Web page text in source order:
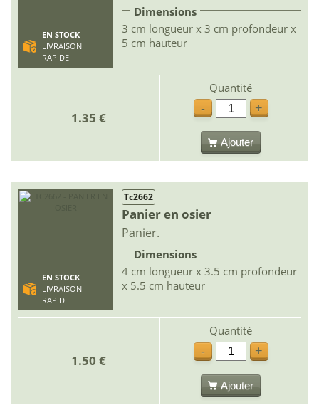
EN STOCK
LIVRAISON
RAPIDE
Dimensions
3 cm longueur x 3 cm profondeur x
5 cm hauteur
1.35 €
Quantité
-
+
Ajouter
EN STOCK
LIVRAISON
RAPIDE
Tc2662
Panier en osier
Panier.
Dimensions
4 cm longueur x 3.5 cm profondeur
x 5.5 cm hauteur
1.50 €
Quantité
-
+
Ajouter